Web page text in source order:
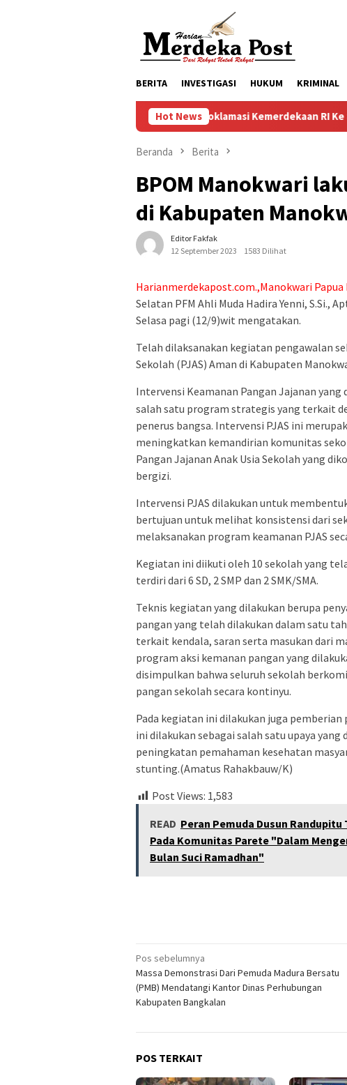
BERITA INVESTIGASI HUKUM KRIMINAL
Hot News
Upacara Hari Proklamasi Kemerdekaan RI Ke 81 Kecamatan
Beranda Berita
BPOM Manokwari
di Kabupaten
Editor Fakfak
12 September 2023
1583 Dilihat
Harianmerdekapost.com.,Manokwari
Selatan PFM Ahli Muda Hadira Yenni, S.Si.,
Selasa pagi (12/9)wit mengatakan.
Telah dilaksanakan kegiatan pengawalan
Sekolah (PJAS) Aman di Kabupaten
Intervensi Keamanan Pangan Jajanan yang
salah satu program strategis yang terkait
penerus bangsa. Intervensi PJAS ini
meningkatkan kemandirian komunitas
Pangan Jajanan Anak Usia Sekolah yang
bergizi.
Intervensi PJAS dilakukan untuk
bertujuan untuk melihat konsistensi dari
melaksanakan program keamanan PJAS
Kegiatan ini diikuti oleh 10 sekolah yang
terdiri dari 6 SD, 2 SMP dan 2 SMK/SMA.
Teknis kegiatan yang dilakukan berupa
pangan yang telah dilakukan dalam satu
terkait kendala, saran serta masukan dari
program aksi kemanan pangan yang
disimpulkan bahwa seluruh sekolah
pangan sekolah secara kontinyu.
Pada kegiatan ini dilakukan juga
ini dilakukan sebagai salah satu upaya
peningkatan pemahaman kesehatan
stunting.(Amatus Rahakbauw/K)
Post Views: 1,583
READ Peran Pemuda Dusun
Pada Komunitas Parete "Dalam
Bulan Suci Ramadhan"
Navigasi
pos
Pos sebelumnya
Massa Demonstrasi Dari Pemuda Madura Bersatu
(PMB) Mendatangi Kantor Dinas Perhubungan
Kabupaten Bangkalan
POS TERKAIT